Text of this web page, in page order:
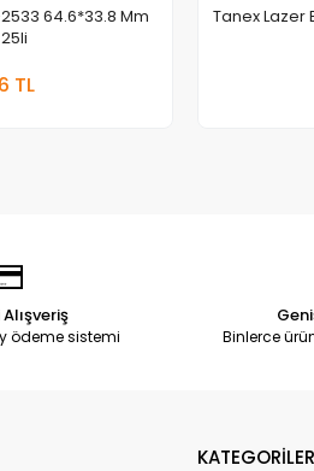
64.6*33.8 Mm
TL
Tanex Lazer
ödeme sistemi Binlerce
KATEGORİLER